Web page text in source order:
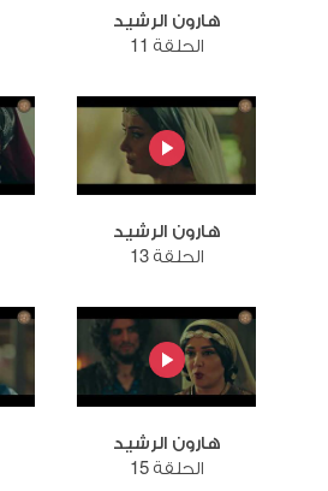
هارون الرشيد
الحلقة 11
هارون الرشيد
الحلقة 13
هارون الرشيد
الحلقة 15